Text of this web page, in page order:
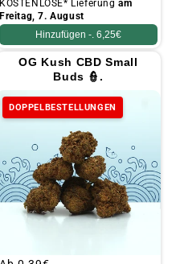
KOSTENLOSE* Lieferungam
Freitag, 7. August
Hinzufügen -. 6,25€
OG Kush CBD Small
Buds 👮.
DOPPELBESTELLUNGEN